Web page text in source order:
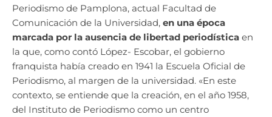
Periodismo de Pamplona, actual Facultad de
Comunicación de la Universidad, en una época
marcada por la ausencia de libertad periodística en
la que, como contó López- Escobar, el gobierno
franquista había creado en 1941 la Escuela Oficial de
Periodismo, al margen de la universidad. «En este
contexto, se entiende que la creación, en el año 1958,
del Instituto de Periodismo como un centro